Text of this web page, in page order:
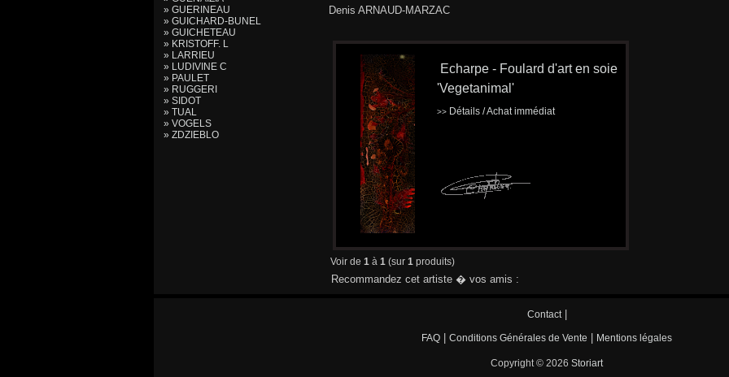
» GUERINEAU
» GUICHARD-BUNEL
» GUICHETEAU
» KRISTOFF. L
» LARRIEU
» LUDIVINE C
» PAULET
» RUGGERI
» SIDOT
» TUAL
» VOGELS
» ZDZIEBLO
Denis ARNAUD-MARZAC
Echarpe - Foulard d'art en soie
'Vegetanimal'
>> Détails / Achat immédiat
Voir de 1 à 1 (sur 1 produits)
Recommandez cet artiste � vos amis :
Contact|
FAQ Conditions Générales de Vente Mentions légales
Copyright © 2026 Storiart